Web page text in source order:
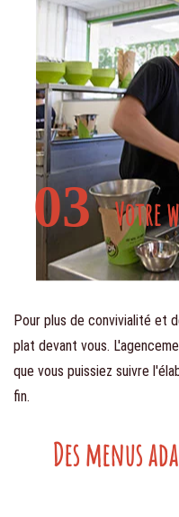
03 Votre
Pour plus de convivialité et
plat devant vous.
que vous puissiez suivre
fin.
Des menus